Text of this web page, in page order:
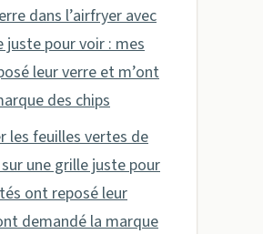
dans l’airfryer avec
juste pour voir : mes
leur verre et m’ont
des chips
les feuilles vertes de
une grille juste pour
ont reposé leur
demandé la marque